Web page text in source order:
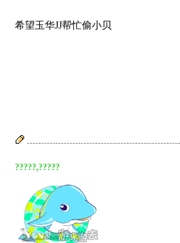
希望玉华JJ帮忙偷小贝
?????,?????